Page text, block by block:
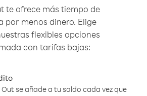
te ofrece más tiempo de
por menos dinero. Elige
flexibles opciones
con tarifas bajas:
se añade a tu saldo cada vez que